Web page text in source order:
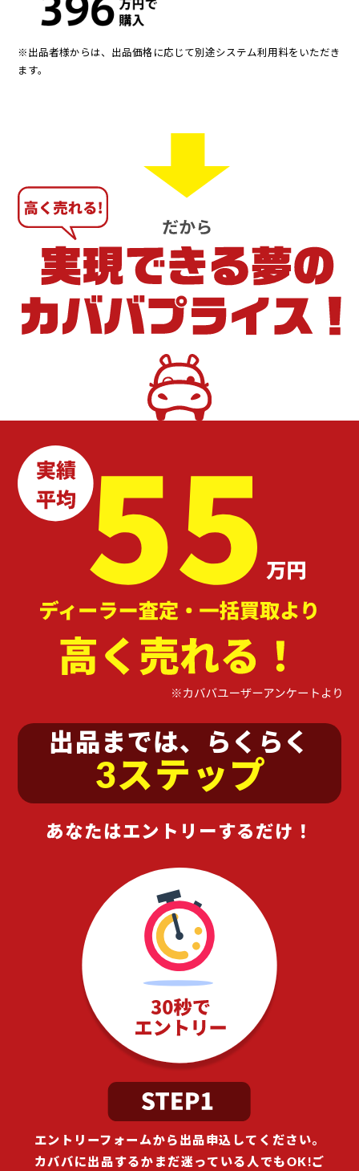
※出品者様からは、出品価格に応じて別途システム利用料をいただき
ます。
出品までは、らくらく
3ステップ
あなたはエントリーするだけ！
エントリーフォームから出品申込してください。
カババに出品するかまだ迷っている人でもOK!ご